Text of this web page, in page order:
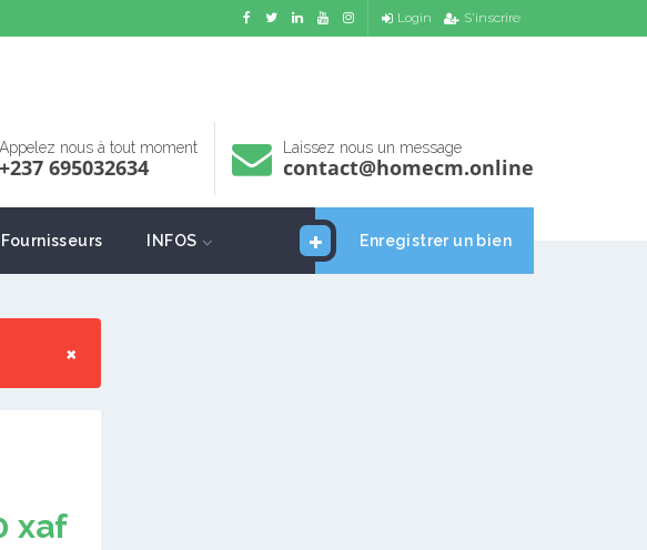
Login S'inscrire
Appelez nous à tout moment
+237 695032634
Laissez nous un message
contact@homecm.online
Enregistrer un bien
INFOS
×
xaf